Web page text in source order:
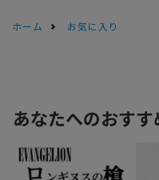
ホーム お気に入り